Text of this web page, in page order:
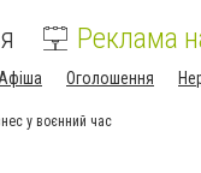
Реклама
Афіша Оголошення
у воєнний час